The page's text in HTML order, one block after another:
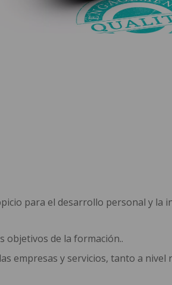
para el desarrollo personal y la
objetivos de la formación..
empresas y servicios, tanto a nivel